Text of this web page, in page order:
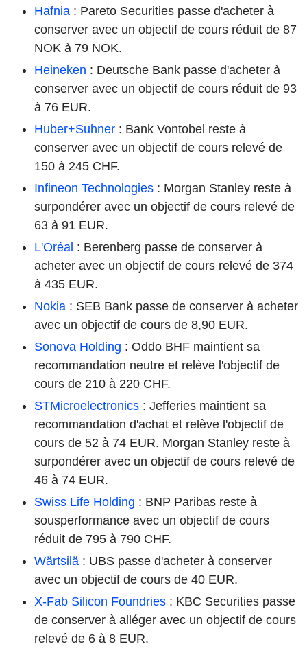
Hafnia : Pareto Securities passe d'acheter à
conserver avec un objectif de cours réduit de 87
NOK à 79 NOK.
Heineken : Deutsche Bank passe d'acheter à
conserver avec un objectif de cours réduit de 93
à 76 EUR.
Huber+Suhner : Bank Vontobel reste à
conserver avec un objectif de cours relevé de
150 à 245 CHF.
Infineon Technologies : Morgan Stanley reste à
surpondérer avec un objectif de cours relevé de
63 à 91 EUR.
L'Oréal : Berenberg passe de conserver à
acheter avec un objectif de cours relevé de 374
à 435 EUR.
Nokia : SEB Bank passe de conserver à acheter
avec un objectif de cours de 8,90 EUR.
Sonova Holding : Oddo BHF maintient sa
recommandation neutre et relève l'objectif de
cours de 210 à 220 CHF.
STMicroelectronics : Jefferies maintient sa
recommandation d'achat et relève l'objectif de
cours de 52 à 74 EUR. Morgan Stanley reste à
surpondérer avec un objectif de cours relevé de
46 à 74 EUR.
Swiss Life Holding : BNP Paribas reste à
sousperformance avec un objectif de cours
réduit de 795 à 790 CHF.
Wärtsilä : UBS passe d'acheter à conserver
avec un objectif de cours de 40 EUR.
X-Fab Silicon Foundries : KBC Securities passe
de conserver à alléger avec un objectif de cours
relevé de 6 à 8 EUR.